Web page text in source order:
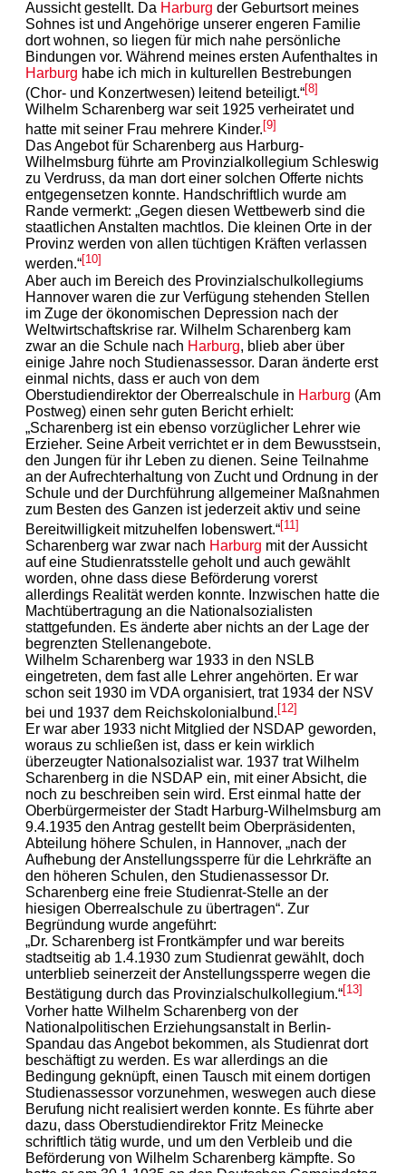
Aussicht gestellt. Da Harburg der Geburtsort meines
Sohnes ist und Angehörige unserer engeren Familie
dort wohnen, so liegen für mich nahe persönliche
Bindungen vor. Während meines ersten Aufenthaltes in
Harburg habe ich mich in kulturellen Bestrebungen
(Chor- und Konzertwesen) leitend beteiligt.“[8]
Wilhelm Scharenberg war seit 1925 verheiratet und
hatte mit seiner Frau mehrere Kinder. [9]
Das Angebot für Scharenberg aus Harburg-
Wilhelmsburg führte am Provinzialkollegium Schleswig
zu Verdruss, da man dort einer solchen Offerte nichts
entgegensetzen konnte. Handschriftlich wurde am
Rande vermerkt: „Gegen diesen Wettbewerb sind die
staatlichen Anstalten machtlos. Die kleinen Orte in der
Provinz werden von allen tüchtigen Kräften verlassen
werden.“[10]
Aber auch im Bereich des Provinzialschulkollegiums
Hannover waren die zur Verfügung stehenden Stellen
im Zuge der ökonomischen Depression nach der
Weltwirtschaftskrise rar. Wilhelm Scharenberg kam
zwar an die Schule nach Harburg, blieb aber über
einige Jahre noch Studienassessor. Daran änderte erst
einmal nichts, dass er auch von dem
Oberstudiendirektor der Oberrealschule in Harburg (Am
Postweg) einen sehr guten Bericht erhielt:
„Scharenberg ist ein ebenso vorzüglicher Lehrer wie
Erzieher. Seine Arbeit verrichtet er in dem Bewusstsein,
den Jungen für ihr Leben zu dienen. Seine Teilnahme
an der Aufrechterhaltung von Zucht und Ordnung in der
Schule und der Durchführung allgemeiner Maßnahmen
zum Besten des Ganzen ist jederzeit aktiv und seine
Bereitwilligkeit mitzuhelfen lobenswert.“[11]
Scharenberg war zwar nach Harburg mit der Aussicht
auf eine Studienratsstelle geholt und auch gewählt
worden, ohne dass diese Beförderung vorerst
allerdings Realität werden konnte. Inzwischen hatte die
Machtübertragung an die Nationalsozialisten
stattgefunden. Es änderte aber nichts an der Lage der
begrenzten Stellenangebote.
Wilhelm Scharenberg war 1933 in den NSLB
eingetreten, dem fast alle Lehrer angehörten. Er war
schon seit 1930 im VDA organisiert, trat 1934 der NSV
bei und 1937 dem Reichskolonialbund. [12]
Er war aber 1933 nicht Mitglied der NSDAP geworden,
woraus zu schließen ist, dass er kein wirklich
überzeugter Nationalsozialist war. 1937 trat Wilhelm
Scharenberg in die NSDAP ein, mit einer Absicht, die
noch zu beschreiben sein wird. Erst einmal hatte der
Oberbürgermeister der Stadt Harburg-Wilhelmsburg am
9.4.1935 den Antrag gestellt beim Oberpräsidenten,
Abteilung höhere Schulen, in Hannover, „nach der
Aufhebung der Anstellungssperre für die Lehrkräfte an
den höheren Schulen, den Studienassessor Dr.
Scharenberg eine freie Studienrat-Stelle an der
hiesigen Oberrealschule zu übertragen“. Zur
Begründung wurde angeführt:
„Dr. Scharenberg ist Frontkämpfer und war bereits
stadtseitig ab 1.4.1930 zum Studienrat gewählt, doch
unterblieb seinerzeit der Anstellungssperre wegen die
Bestätigung durch das Provinzialschulkollegium.“[13]
Vorher hatte Wilhelm Scharenberg von der
Nationalpolitischen Erziehungsanstalt in Berlin-
Spandau das Angebot bekommen, als Studienrat dort
beschäftigt zu werden. Es war allerdings an die
Bedingung geknüpft, einen Tausch mit einem dortigen
Studienassessor vorzunehmen, weswegen auch diese
Berufung nicht realisiert werden konnte. Es führte aber
dazu, dass Oberstudiendirektor Fritz Meinecke
schriftlich tätig wurde, und um den Verbleib und die
Beförderung von Wilhelm Scharenberg kämpfte. So